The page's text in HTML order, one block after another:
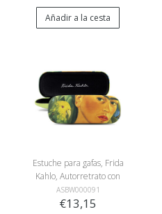
Añadir a la cesta
Estuche para gafas, Frida
Kahlo, Autorretrato con
Bonito
ASBW000091
€13,15